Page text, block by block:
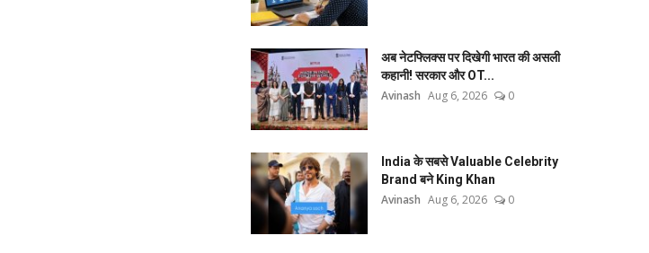
अब नेटफ्लिक्स पर दिखेगी भारत की असली
कहानी! सरकार और OT...
Avinash Aug 6, 2026 0
India के सबसे Valuable Celebrity
Brand बने King Khan
Avinash Aug 6, 2026 0